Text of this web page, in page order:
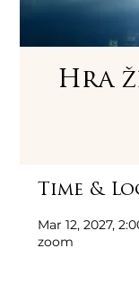
Hra
Time &
Mar 12, 2027,
zoom